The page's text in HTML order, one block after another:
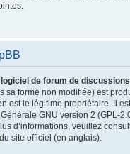
de forum de
sa forme non modifiée) est
est le légitime propriétaire. Il
GNU version 2 (GPL-
d’informations, veuillez
du site officiel (en anglais).